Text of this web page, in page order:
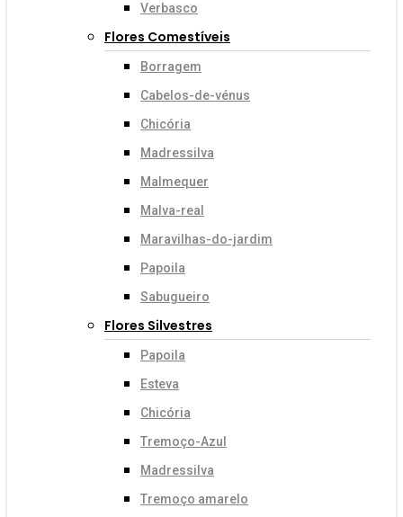
Verbasco
Flores Comestíveis
Borragem
Cabelos-de-vénus
Chicória
Madressilva
Malmequer
Malva-real
Maravilhas-do-jardim
Papoila
Sabugueiro
Flores Silvestres
Papoila
Esteva
Chicória
Tremoço-Azul
Madressilva
Tremoço amarelo